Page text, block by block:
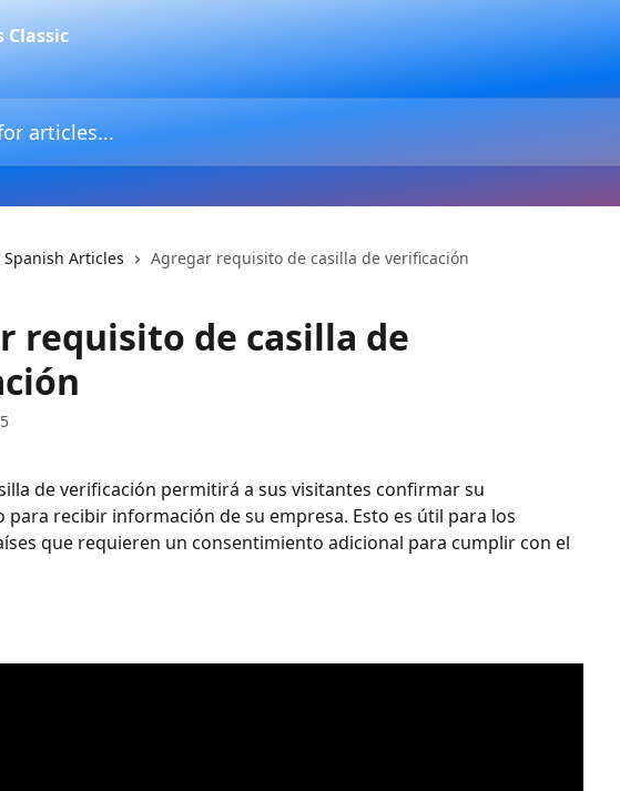
Spanish Articles Agregar requisito de casilla de verificación
requisito de casilla de
de verificación permitirá a sus visitantes confirmar su
recibir información de su empresa. Esto es útil para los
que requieren un consentimiento adicional para cumplir con el